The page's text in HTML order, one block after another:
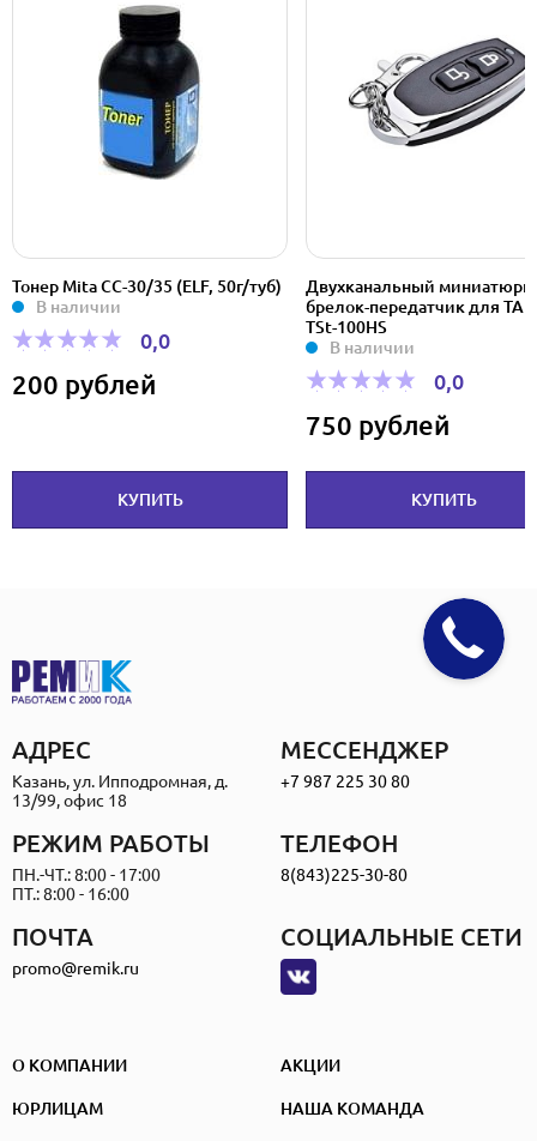
Тонер Mita CC-30/35 (ELF, 50г/туб)
В наличии
0,0
200 рублей
КУПИТЬ
Двухканальный
брелок-передатчик для
TSt-100HS
В наличии
0,0
750 рублей
КУПИТЬ
АДРЕС
Казань, ул. Ипподромная, д.
13/99, офис 18
МЕССЕНДЖЕР
+7 987 225 30 80
ПОЧТА
promo@remik.ru
РЕЖИМ РАБОТЫ
ПН.-ЧТ.: 8:00 - 17:00
ПТ.: 8:00 - 16:00
ТЕЛЕФОН
8(843)225-30-80
СОЦИАЛЬНЫЕ СЕТИ
О КОМПАНИИ АКЦИИ
ЮРЛИЦАМ НАША КОМАНДА